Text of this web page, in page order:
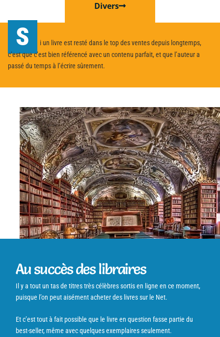
Divers
S
i un livre est resté dans le top des ventes depuis longtemps,
c’est que c’est bien référencé avec un contenu parfait, et que l’auteur a
passé du temps à l’écrire sûrement.
Au succès des libraires
Il y a tout un tas de titres très célèbres sortis en ligne en ce moment,
puisque l’on peut aisément acheter des livres sur le Net.
Et c’est tout à fait possible que le livre en question fasse partie du
best-seller, même avec quelques exemplaires seulement.